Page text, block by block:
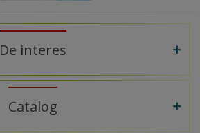
De interes
Catalog